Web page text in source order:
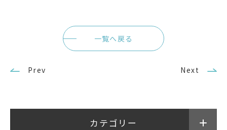
Prev
一覧へ戻る
Next
カテゴリー